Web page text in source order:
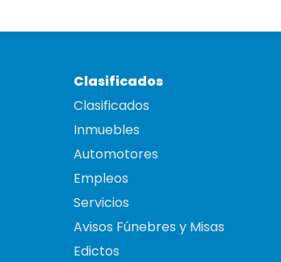
Clasificados
Clasificados
Inmuebles
Automotores
Empleos
Servicios
Avisos Fúnebres y Misas
Edictos